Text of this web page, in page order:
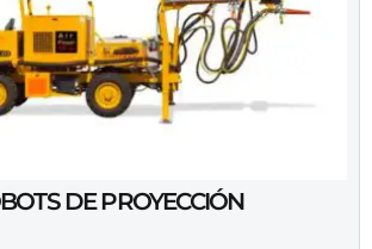
DE PROYECCIÓN